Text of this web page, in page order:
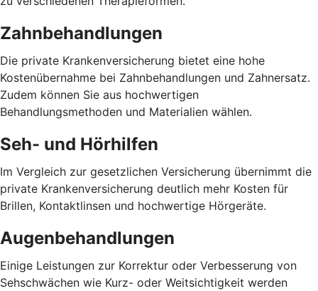
Zahnbehandlungen
Die private Krankenversicherung bietet eine hohe
Kostenübernahme bei Zahnbehandlungen und Zahnersatz.
Zudem können Sie aus hochwertigen
Behandlungsmethoden und Materialien wählen.
Seh- und Hörhilfen
Im Vergleich zur gesetzlichen Versicherung übernimmt die
private Krankenversicherung deutlich mehr Kosten für
Brillen, Kontaktlinsen und hochwertige Hörgeräte.
Augenbehandlungen
Einige Leistungen zur Korrektur oder Verbesserung von
Sehschwächen wie Kurz- oder Weitsichtigkeit werden